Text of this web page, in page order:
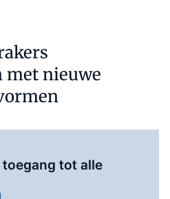
met nieuwe
tot alle